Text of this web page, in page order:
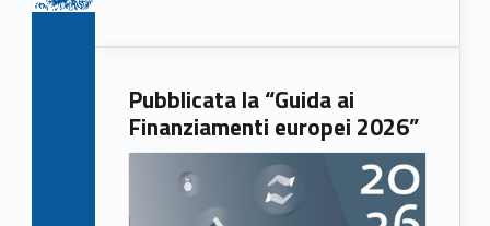
Pubblicata la “Guida ai
Finanziamenti europei 2026”